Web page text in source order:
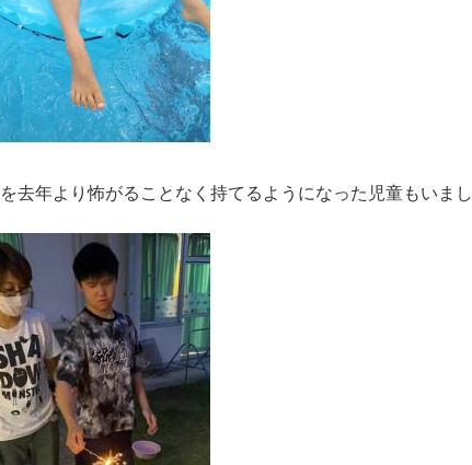
去年より怖がることなく持てるようになった児童もいまし